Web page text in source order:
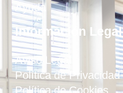
Ayuda
Información Legal
Aviso Legal
Política de Privacidad
Política de Cookies